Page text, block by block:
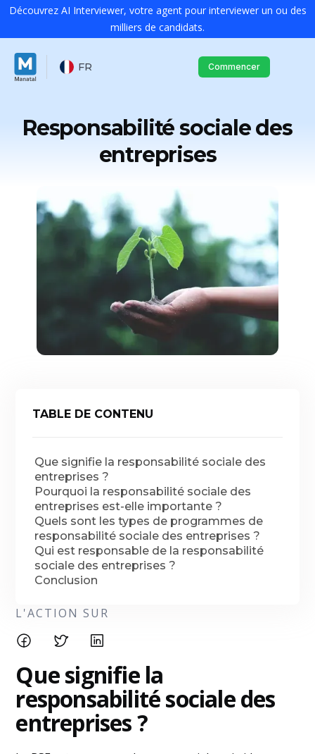
Découvrez AI Interviewer, votre agent pour interviewer un ou des
milliers de candidats.
FR Commencer
Responsabilité sociale des
entreprises
TABLE DE CONTENU
Que signifie la responsabilité sociale des
entreprises ?
Pourquoi la responsabilité sociale des
entreprises est-elle importante ?
Quels sont les types de programmes de
responsabilité sociale des entreprises ?
Qui est responsable de la responsabilité
sociale des entreprises ?
Conclusion
L'ACTION SUR
Que signifie la
responsabilité sociale des
entreprises ?